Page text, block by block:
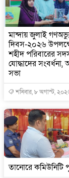
মান্দায় জুলাই
দিবস-২০২৬
শহীদ পরিবারের
যোদ্ধাদের
সভা
শনিবার, ৮ অগাস্ট,
তানোরে কমিউনিটি